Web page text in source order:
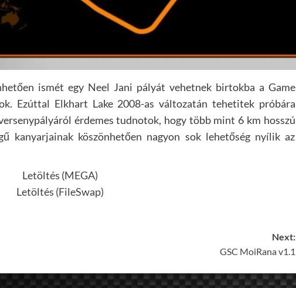
ismét egy Neel Jani pályát vehetnek birtokba a Game
Ezúttal Elkhart Lake 2008-as változatán tehetitek próbára
érdemes tudnotok, hogy több mint 6 km hosszú
kanyarjainak köszönhetően nagyon sok lehetőség nyílik az
Letöltés (MEGA)
Letöltés (FileSwap)
Next:
GSC MoiRana v1.1